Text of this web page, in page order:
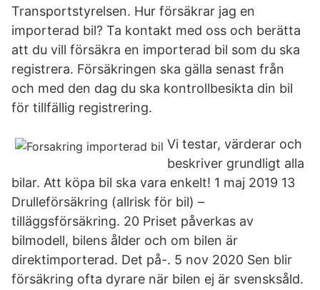
Transportstyrelsen. Hur försäkrar jag en
importerad bil? Ta kontakt med oss och berätta
att du vill försäkra en importerad bil som du ska
registrera. Försäkringen ska gälla senast från
och med den dag du ska kontrollbesikta din bil
för tillfällig registrering.
Vi testar, värderar och
beskriver grundligt alla
bilar. Att köpa bil ska vara enkelt! 1 maj 2019 13
Drulleförsäkring (allrisk för bil) –
tilläggsförsäkring. 20 Priset påverkas av
bilmodell, bilens ålder och om bilen är
direktimporterad. Det på-. 5 nov 2020 Sen blir
försäkring ofta dyrare när bilen ej är svensksåld.